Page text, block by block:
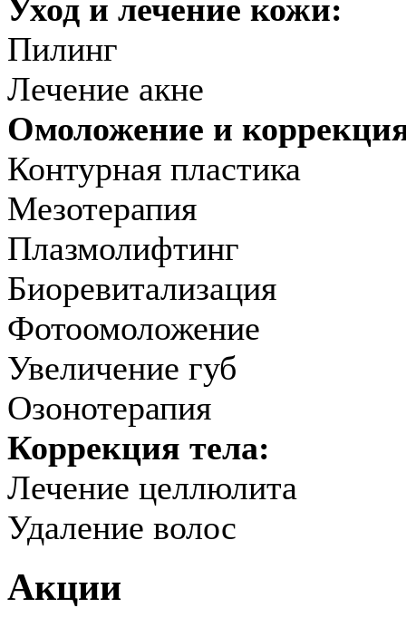
Уход и лечение кожи:
Пилинг
Лечение акне
Омоложение и
Контурная пластика
Мезотерапия
Плазмолифтинг
Биоревитализация
Фотоомоложение
Увеличение губ
Озонотерапия
Коррекция тела:
Лечение целлюлита
Удаление волос
Акции